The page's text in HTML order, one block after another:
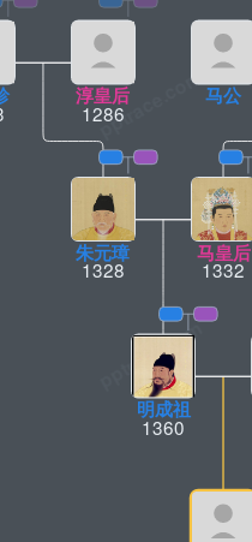
明成祖
1360
朱元璋
1328
马皇后
1332
淳皇后
1286
马公